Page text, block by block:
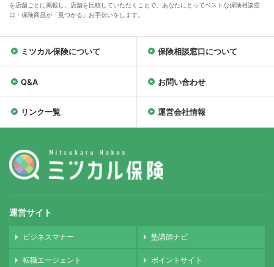
を店舗ごとに掲載し、店舗を比較していただくことで、あなたにとってベストな保険相談窓
口・保険商品が「見つかる」お手伝いをします。
ミツカル保険について 保険相談窓口について
Q&A お問い合わせ
リンク一覧 運営会社情報
運営サイト
ビジネスマナー 塾講師ナビ
転職エージェント ポイントサイト